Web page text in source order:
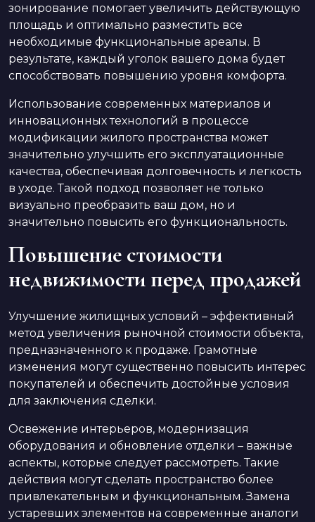
зонирование помогает увеличить действующую
площадь и оптимально разместить все
необходимые функциональные ареалы. В
результате, каждый уголок вашего дома будет
способствовать повышению уровня комфорта.
Использование современных материалов и
инновационных технологий в процессе
модификации жилого пространства может
значительно улучшить его эксплуатационные
качества, обеспечивая долговечность и легкость
в уходе. Такой подход позволяет не только
визуально преобразить ваш дом, но и
значительно повысить его функциональность.
Повышение стоимости
недвижимости перед продажей
Улучшение жилищных условий – эффективный
метод увеличения рыночной стоимости объекта,
предназначенного к продаже. Грамотные
изменения могут существенно повысить интерес
покупателей и обеспечить достойные условия
для заключения сделки.
Освежение интерьеров, модернизация
оборудования и обновление отделки – важные
аспекты, которые следует рассмотреть. Такие
действия могут сделать пространство более
привлекательным и функциональным. Замена
устаревших элементов на современные аналоги